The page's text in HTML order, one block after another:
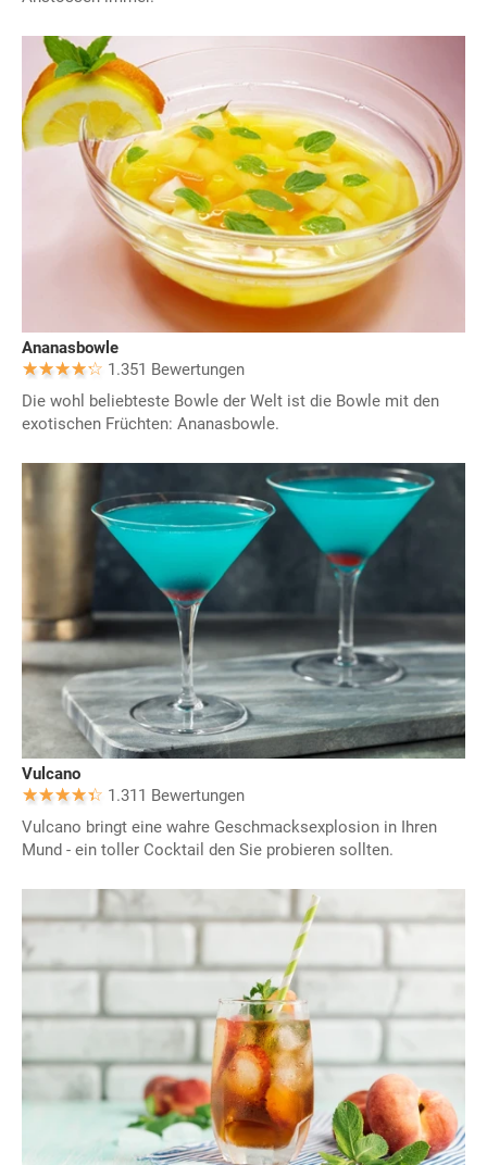
Ananasbowle
1.351 Bewertungen
Die wohl beliebteste Bowle der Welt ist die Bowle mit den
exotischen Früchten: Ananasbowle.
Vulcano
1.311 Bewertungen
Vulcano bringt eine wahre Geschmacksexplosion in Ihren
Mund - ein toller Cocktail den Sie probieren sollten.